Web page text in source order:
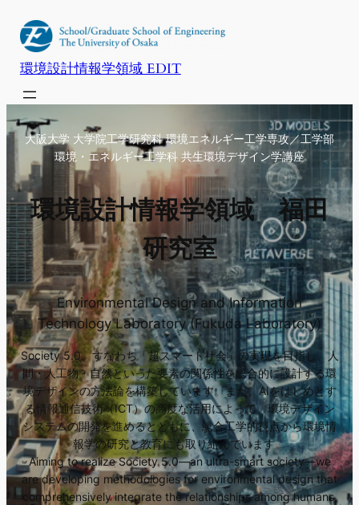
ッ
プ
環境設計情報学領域 EDIT
大阪大学 大学院工学研究科 環境エネルギー工学専攻／工学部
環境・エネルギー工学科 共生環境デザイン学講座
環境設計情報学領域 福田
研究室
Environmental Design and Information
Technology Laboratory (Fukuda Laboratory)
Society 5.0、すなわち「超スマート社会」の実現を目指し、人
間・人工物・自然といった要素の関係性を総合的に設計する環
境デザインの方法論を構築しています。また、AIをはじめとす
る情報通信技術（ICT）の高度な活用によって、環境デザイン
システムの開発を進めるとともに、総合工学的視点から環境情
報学の研究と教育にも取り組んでいます。
Aiming to realize Society 5.0—an ultra-smart society—we
are developing methodologies for environmental design that
comprehensively integrate the relationships among humans,